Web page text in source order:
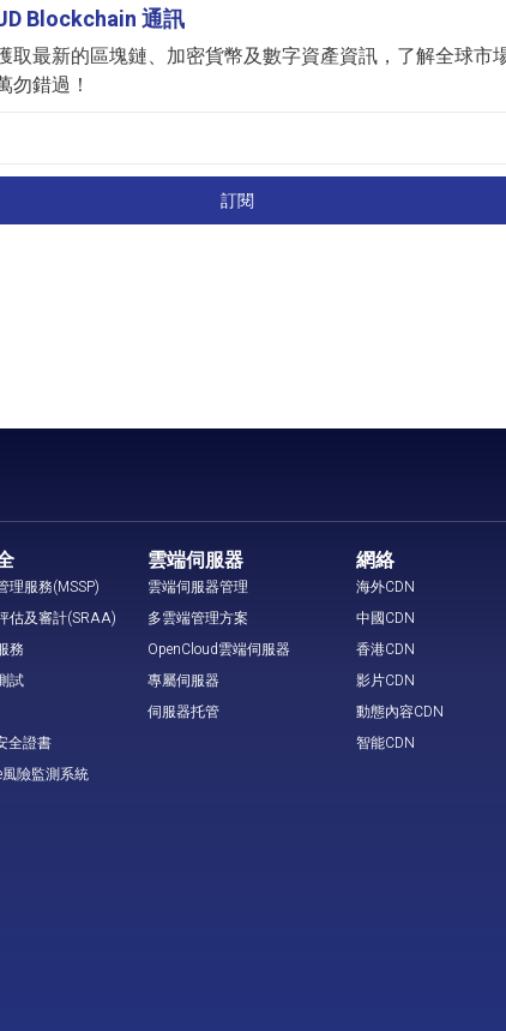
Blockchain 通訊
取最新的區塊鏈、加密貨幣及數字資產資訊，了解全球市
勿錯過！
訂閱
理服務(MSSP)
估及審計(SRAA)
務
試
全證書
風險監測系統
雲端伺服器
雲端伺服器管理
多雲端管理方案
OpenCloud雲端伺服器
專屬伺服器
伺服器托管
網絡
海外CDN
中國CDN
香港CDN
影片CDN
動態內容CDN
智能CDN